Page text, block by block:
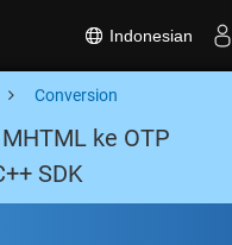
Indonesian
Conversion
ke OTP
SDK